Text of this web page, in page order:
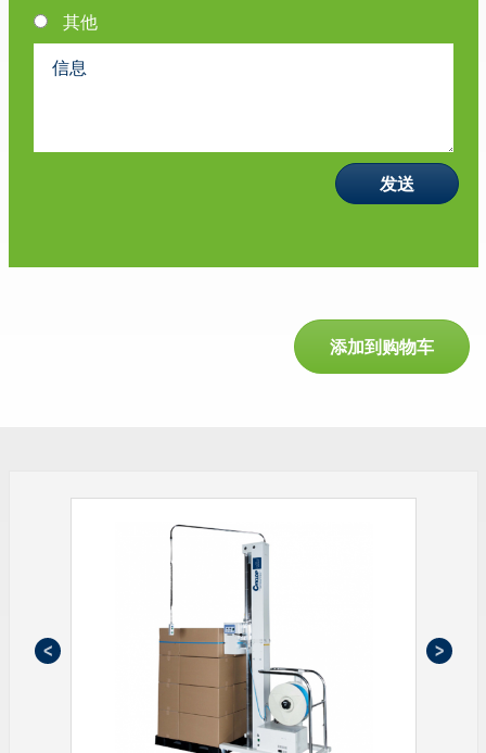
其他
添加到购物车